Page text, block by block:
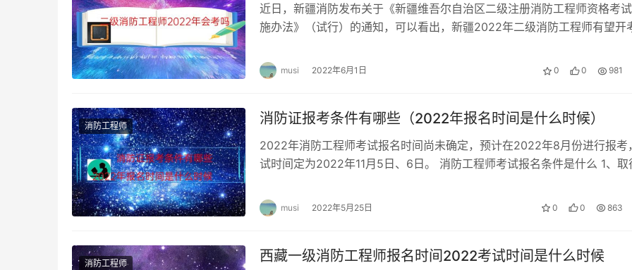
近日，新疆消防发布关于《新疆维吾尔自治区二级注册消防工程师资格考
施办法》（试行）的通知，可以看出，新疆2022年二级消防工程师有望开
musi 2022年6月1日 0 0 981
消防工程师 消防证报考条件有哪些（2022年报名时间是什么时候）
2022年消防工程师考试报名时间尚未确定，预计在2022年8月份进行报考
试时间定为2022年11月5日、6日。 消防工程师考试报名条件是什么 1、取
musi 2022年5月25日 0 0 863
消防工程师 西藏一级消防工程师报名时间2022考试时间是什么时候